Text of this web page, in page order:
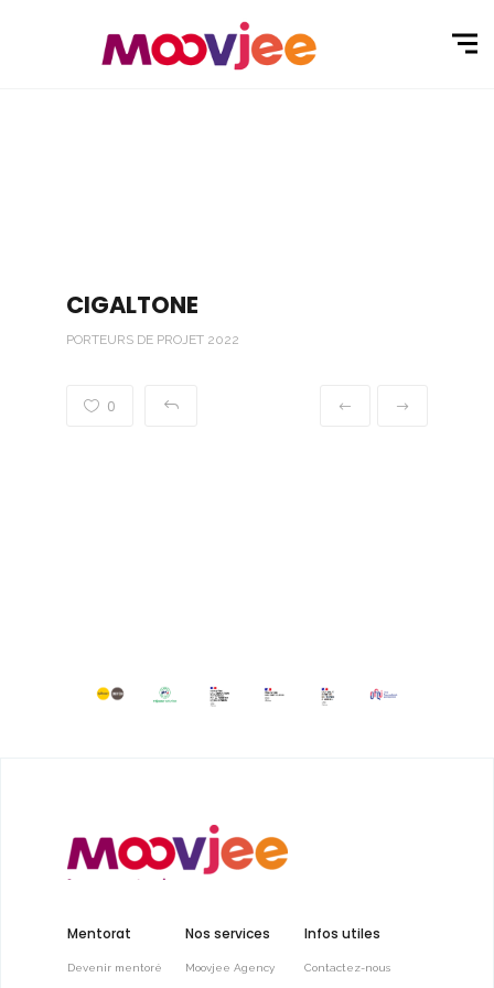
CIGALTONE
PORTEURS DE PROJET 2022
0
Mentorat
Devenir mentoré
Nos services
Moovjee Agency
Infos utiles
Contactez-nous